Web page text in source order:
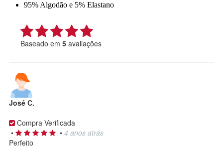
95% Algodão e 5% Elastano
Baseado em 5 avaliações
José C.
Compra Verificada
•
• 4 anos atrás
Perfeito